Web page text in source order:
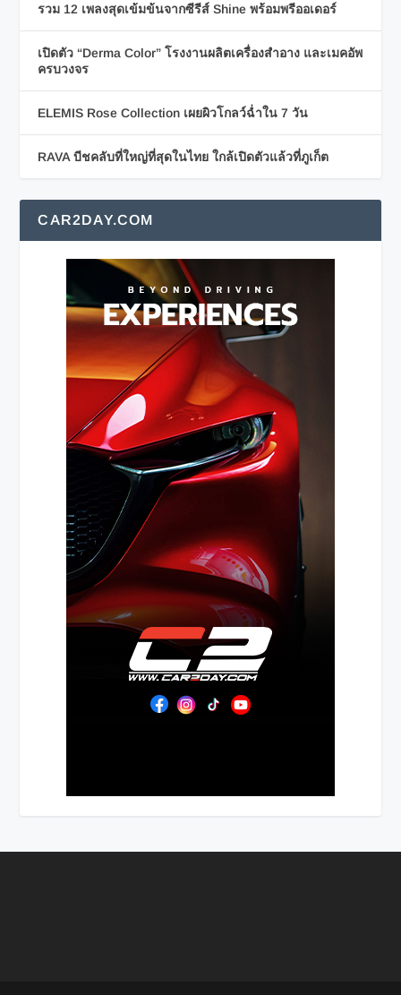
รวม 12 เพลงสุดเข้มข้นจากซีรีส์ Shine พร้อมพรีออเดอร์
เปิดตัว “Derma Color” โรงงานผลิตเครื่องสำอาง และเมคอัพ
ครบวงจร
ELEMIS Rose Collection เผยผิวโกลว์ฉ่ำใน 7 วัน
RAVA บีชคลับที่ใหญ่ที่สุดในไทย ใกล้เปิดตัวแล้วที่ภูเก็ต
CAR2DAY.COM